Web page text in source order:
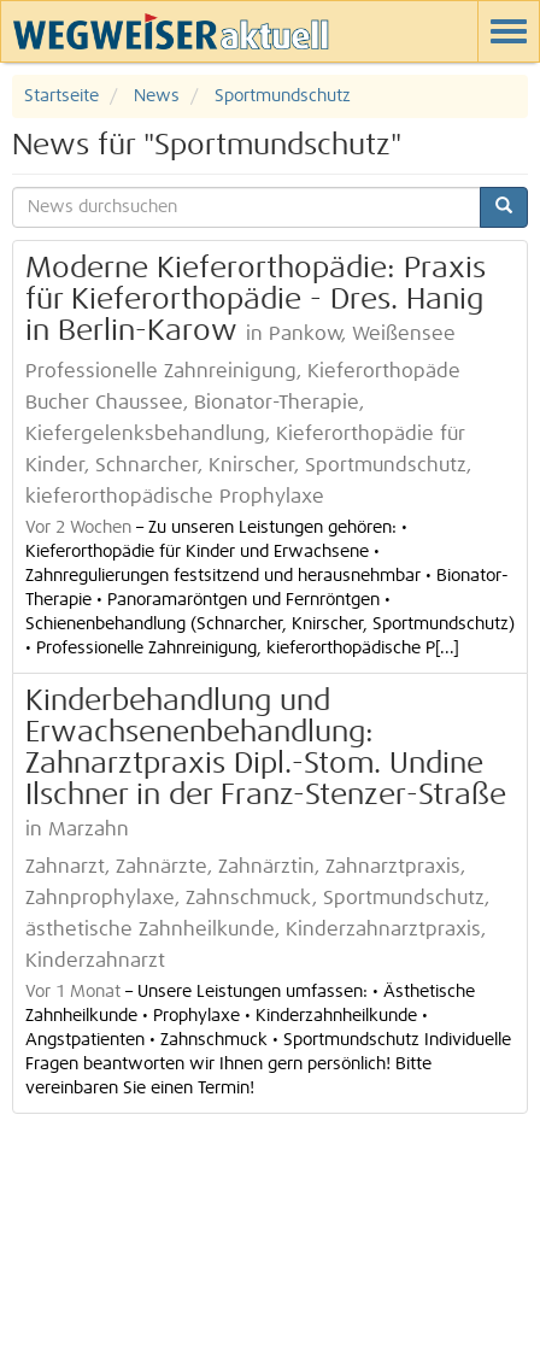
Startseite News Sportmundschutz
News für "Sportmundschutz"
Moderne Kieferorthopädie: Praxis
für Kieferorthopädie - Dres. Hanig
in Berlin-Karow in Pankow, Weißensee
Professionelle Zahnreinigung, Kieferorthopäde
Bucher Chaussee, Bionator-Therapie,
Kiefergelenksbehandlung, Kieferorthopädie für
Kinder, Schnarcher, Knirscher, Sportmundschutz,
kieferorthopädische Prophylaxe
Vor 2 Wochen – Zu unseren Leistungen gehören: •
Kieferorthopädie für Kinder und Erwachsene •
Zahnregulierungen festsitzend und herausnehmbar • Bionator-
Therapie • Panoramaröntgen und Fernröntgen •
Schienenbehandlung (Schnarcher, Knirscher, Sportmundschutz)
• Professionelle Zahnreinigung, kieferorthopädische P[...]
Kinderbehandlung und
Erwachsenenbehandlung:
Zahnarztpraxis Dipl.-Stom. Undine
Ilschner in der Franz-Stenzer-Straße
in Marzahn
Zahnarzt, Zahnärzte, Zahnärztin, Zahnarztpraxis,
Zahnprophylaxe, Zahnschmuck, Sportmundschutz,
ästhetische Zahnheilkunde, Kinderzahnarztpraxis,
Kinderzahnarzt
Vor 1 Monat – Unsere Leistungen umfassen: • Ästhetische
Zahnheilkunde • Prophylaxe • Kinderzahnheilkunde •
Angstpatienten • Zahnschmuck • Sportmundschutz Individuelle
Fragen beantworten wir Ihnen gern persönlich! Bitte
vereinbaren Sie einen Termin!